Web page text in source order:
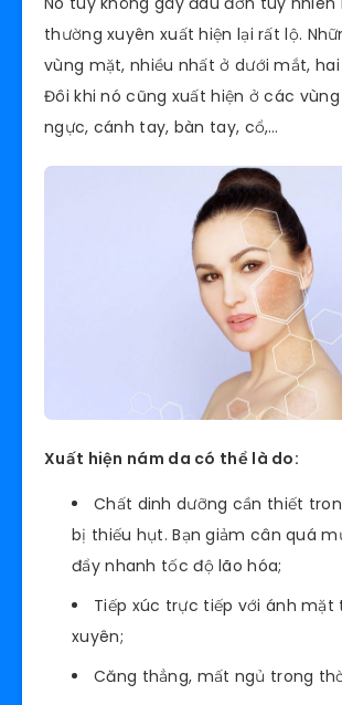
thường xuyên xuất hiện lại rất lộ.
vùng mặt, nhiều nhất ở dưới mắt,
Đôi khi nó cũng xuất hiện ở các
ngực, cánh tay, bàn tay, cổ,…
Xuất hiện nám da có thể là do:
Chất dinh dưỡng cần thiết
bị thiếu hụt. Bạn giảm cân quá
đẩy nhanh tốc độ lão hóa;
Tiếp xúc trực tiếp với ánh mặt
xuyên;
Căng thẳng, mất ngủ trong